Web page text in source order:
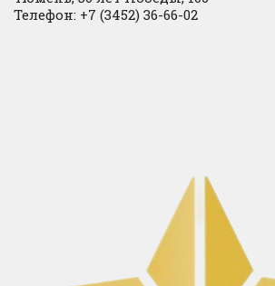
Телефон: +7 (3452) 36-66-02